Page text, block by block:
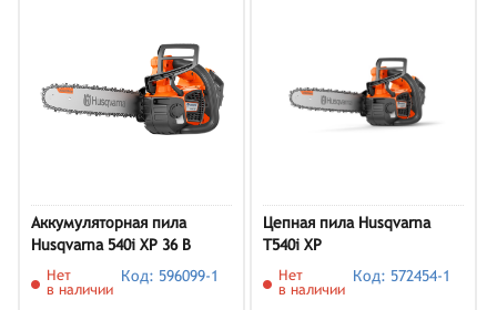
Аккумуляторная пила
Husqvarna 540i XP 36 В
Нет
в наличии
Код: 596099-1
Цепная пила Husqvarna
T540i XP
Нет
в наличии
Код: 572454-1